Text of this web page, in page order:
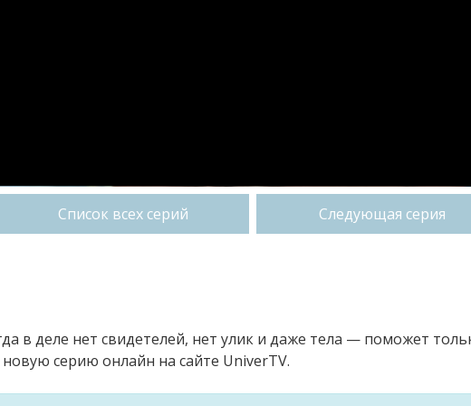
Список всех серий Следующая серия
в деле нет свидетелей, нет улик и даже тела — поможет
серию онлайн на сайте UniverTV.